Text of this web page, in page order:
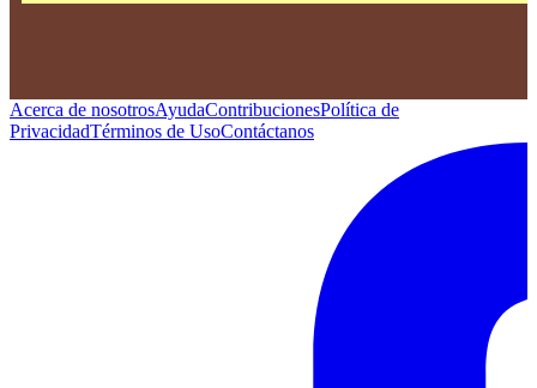
Acerca de nosotrosAyudaContribucionesPolítica de
PrivacidadTérminos de UsoContáctanos